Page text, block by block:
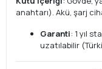
anahtarı). Akü, şarj
Garanti: 1 yıl
uzatılabilir